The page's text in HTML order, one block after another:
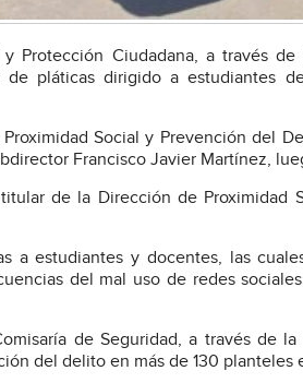
y Protección Ciudadana, a través
de pláticas dirigido a estudiantes
Social y Prevención del
Francisco Javier Martínez,
de la Dirección de
a estudiantes y docentes, las
del mal uso de redes
de Seguridad, a través de
del delito en más de 130 planteles